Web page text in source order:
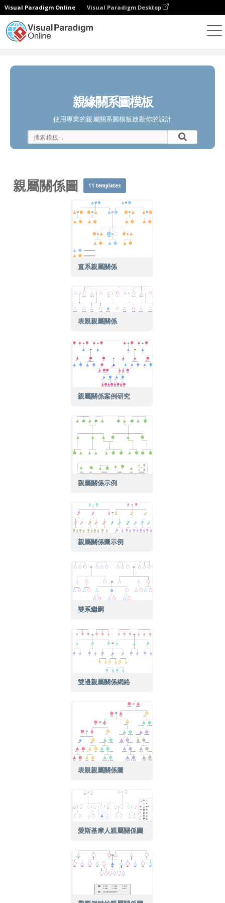
Visual Paradigm Online Visual Paradigm Desktop
親緣關系圖模板
使用專業的親屬關系圖模板啟動你的設計
親屬關係圖 11 templates
直系親屬關係
表親親屬關係
親屬關係案例研究
親屬關係示例
親屬關係圖示例
雙系繼嗣
雙邊親屬關係網絡
表親親屬關係圖
愛斯基摩人親屬關係圖